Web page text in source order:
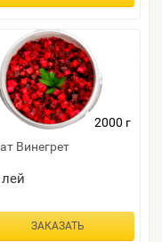
2000 г
Винегрет
лей
ЗАКАЗАТЬ